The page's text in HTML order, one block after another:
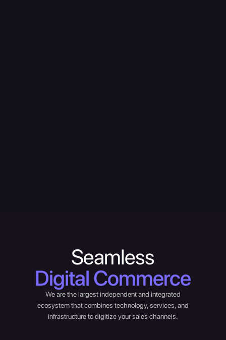
Seamless
Digital Commerce
We are the largest independent and integrated
ecosystem that combines technology, services, and
infrastructure to digitize your sales channels.